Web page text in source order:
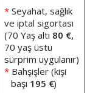
* Seyahat, sağlık
ve iptal sigortası
(70 Yaş altı 80 €,
70 yaş üstü
sürprim uygulanır)
* Bahşişler (kişi
başı 195 €)